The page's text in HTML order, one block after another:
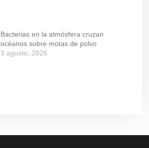
Bacterias en la atmósfera cruzan
océanos sobre motas de polvo
3 agosto, 2026